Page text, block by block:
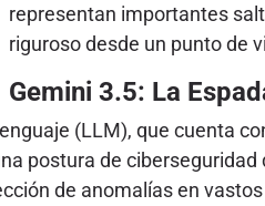
representan importantes
riguroso desde un punto de
Gemini 3.5: La
(LLM), que cuenta
postura de
de anomalías en